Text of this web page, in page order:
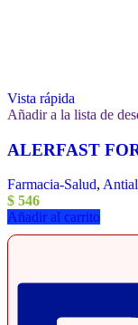
Vista rápida
Añadir a la lista de
ALERFAST
Farmacia-Salud,
$ 546
Añadir al carrito